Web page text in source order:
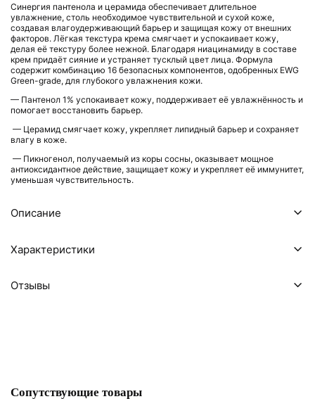
Синергия пантенола и церамида обеспечивает длительное
увлажнение, столь необходимое чувствительной и сухой коже,
создавая влагоудерживающий барьер и защищая кожу от внешних
факторов. Лёгкая текстура крема смягчает и успокаивает кожу,
делая её текстуру более нежной. Благодаря ниацинамиду в составе
крем придаёт сияние и устраняет тусклый цвет лица. Формула
содержит комбинацию 16 безопасных компонентов, одобренных EWG
Green-grade, для глубокого увлажнения кожи.
— Пантенол 1% успокаивает кожу, поддерживает её увлажнённость и
помогает восстановить барьер.
— Церамид смягчает кожу, укрепляет липидный барьер и сохраняет
влагу в коже.
— Пикногенол, получаемый из коры сосны, оказывает мощное
антиоксидантное действие, защищает кожу и укрепляет её иммунитет,
уменьшая чувствительность.
Описание
Характеристики
Отзывы
Сопутствующие товары